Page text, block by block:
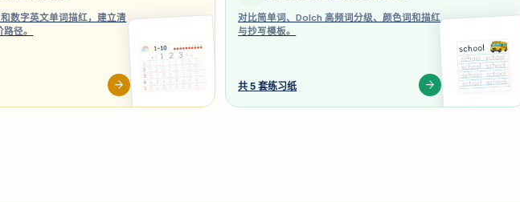
数字英文单词描红，建立清
径。
arrow_forward
对比简单词、Dolch 高频词分级、颜色词和描红
与抄写模板。
共 5 套练习纸 arrow_forward